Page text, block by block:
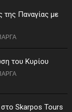
της Παναγίας με
του Κυρίου
στο Skarpos Tours